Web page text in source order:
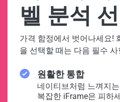
벨 분석
가격 함정에서 벗어나세요!
을 선택할 때는 다음 필수
원활한 통합
네이티브처럼 느껴지
복잡한 iFrame은 피하